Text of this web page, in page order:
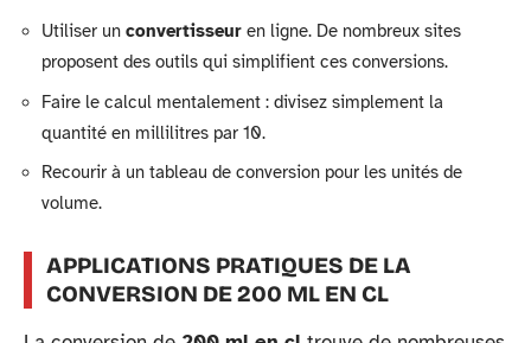
Utiliser un convertisseur en ligne. De nombreux sites
proposent des outils qui simplifient ces conversions.
Faire le calcul mentalement : divisez simplement la
quantité en millilitres par 10.
Recourir à un tableau de conversion pour les unités de
volume.
APPLICATIONS PRATIQUES DE LA
CONVERSION DE 200 ML EN CL